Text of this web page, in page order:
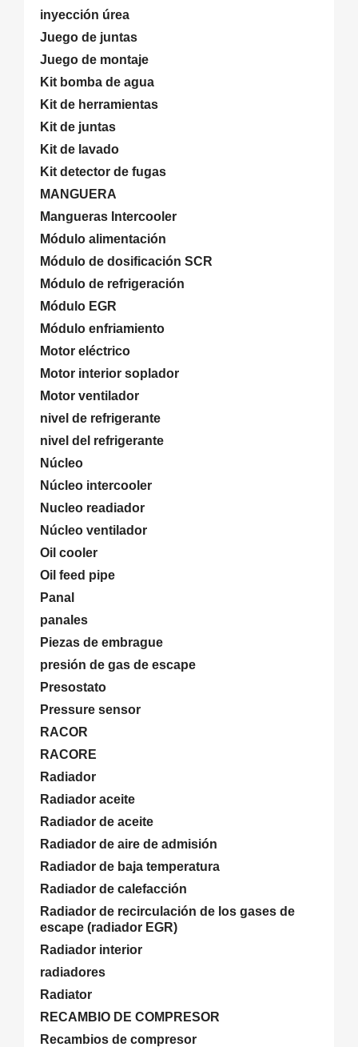
inyección úrea
Juego de juntas
Juego de montaje
Kit bomba de agua
Kit de herramientas
Kit de juntas
Kit de lavado
Kit detector de fugas
MANGUERA
Mangueras Intercooler
Módulo alimentación
Módulo de dosificación SCR
Módulo de refrigeración
Módulo EGR
Módulo enfriamiento
Motor eléctrico
Motor interior soplador
Motor ventilador
nivel de refrigerante
nivel del refrigerante
Núcleo
Núcleo intercooler
Nucleo readiador
Núcleo ventilador
Oil cooler
Oil feed pipe
Panal
panales
Piezas de embrague
presión de gas de escape
Presostato
Pressure sensor
RACOR
RACORE
Radiador
Radiador aceite
Radiador de aceite
Radiador de aire de admisión
Radiador de baja temperatura
Radiador de calefacción
Radiador de recirculación de los gases de
escape (radiador EGR)
Radiador interior
radiadores
Radiator
RECAMBIO DE COMPRESOR
Recambios de compresor